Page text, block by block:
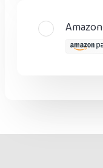
Amazon